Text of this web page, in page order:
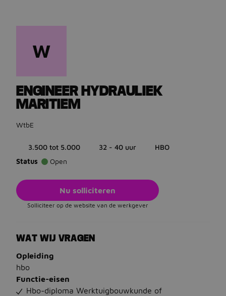
W
ENGINEER HYDRAULIEK
MARITIEM
WtbE
3.500 tot 5.000 32 - 40 uur
HBO
Status
Open
Nu solliciteren
Solliciteer op de website van de werkgever
WAT WIJ VRAGEN
Opleiding
hbo
Functie-eisen
Hbo-diploma Werktuigbouwkunde of